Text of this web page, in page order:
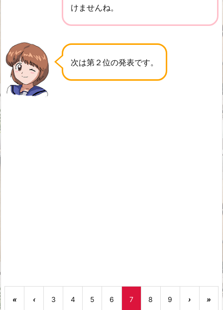
けませんね。
次は第２位の発表です。
« ‹ 3 4 5 6 7 8 9 › »